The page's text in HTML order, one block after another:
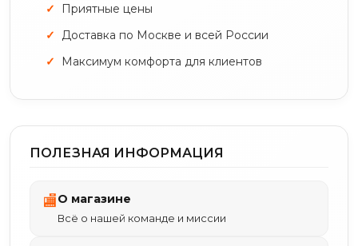
Приятные цены
Доставка по Москве и всей России
Максимум комфорта для клиентов
ПОЛЕЗНАЯ ИНФОРМАЦИЯ
🏬О магазине
Всё о нашей команде и миссии